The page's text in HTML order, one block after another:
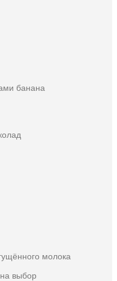
банана
молока
выбор